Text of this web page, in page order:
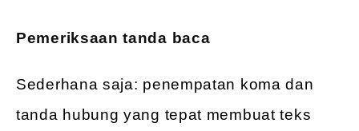
Pemeriksaan tanda baca
Sederhana saja: penempatan koma dan
tanda hubung yang tepat membuat teks